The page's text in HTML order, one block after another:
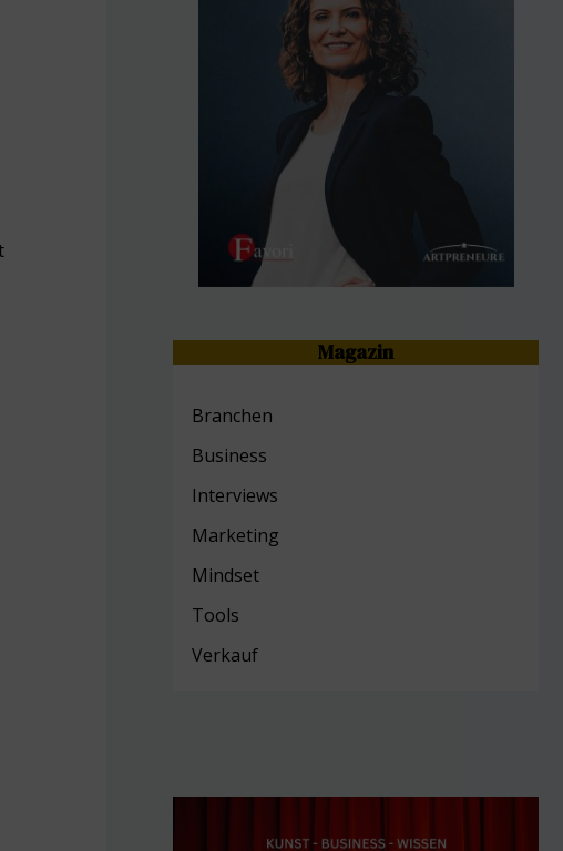
Magazin
Branchen
Business
Interviews
Marketing
Mindset
Tools
Verkauf